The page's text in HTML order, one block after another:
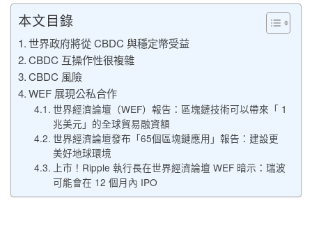
本文目錄
世界政府將從 CBDC 與穩定幣受益
CBDC 互操作性很複雜
CBDC 風險
WEF 展現公私合作
世界經濟論壇（WEF）報告：區塊鏈技術可以帶來「 1
兆美元」的全球貿易融資額
世界經濟論壇發布「65個區塊鏈應用」報告：建設更
美好地球環境
上市！Ripple 執行長在世界經濟論壇 WEF 暗示：瑞波
可能會在 12 個月內 IPO